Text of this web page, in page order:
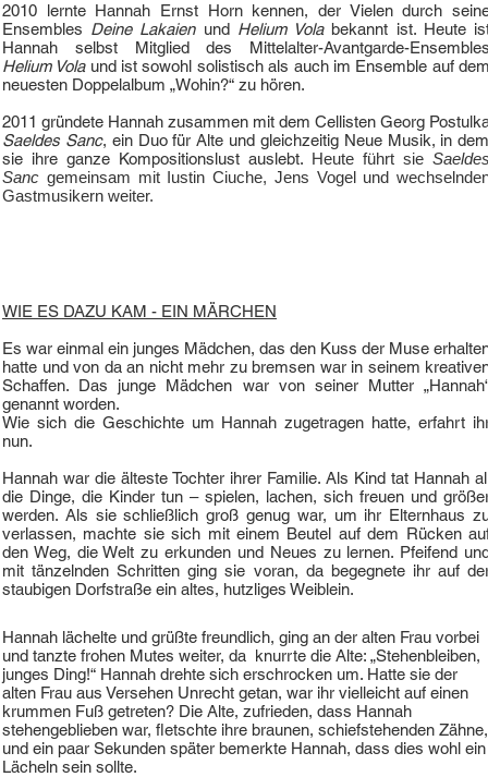
2010 lernte Hannah Ernst Horn kennen, der Vielen durch
Ensembles Deine LakaienundHelium Volabekannt ist. Heute
Hannah selbst Mitglied des Mittelalter-Avantgarde-
Helium Volaund ist sowohl solistisch als auch im Ensemble auf
neuesten Doppelalbum „Wohin?“ zu hören.
2011 gründete Hannah zusammen mit dem Cellisten Georg
Saeldes Sanc, ein Duo für Alte und gleichzeitig Neue Musik, in
sie ihre ganze Kompositionslust auslebt. Heute führt sie
Sanc gemeinsam mit Iustin Ciuche, Jens Vogel und
Gastmusikern weiter.
WIE ES DAZU KAM - EIN MÄRCHEN
Es war einmal ein junges Mädchen, das den Kuss der Muse
hatte und von da an nicht mehr zu bremsen war in seinem
Schaffen. Das junge Mädchen war von seiner Mutter
genannt worden.
Wie sich die Geschichte um Hannah zugetragen hatte, erfahrt
nun.
Hannah war die älteste Tochter ihrer Familie. Als Kind tat Hannah
die Dinge, die Kinder tun – spielen, lachen, sich freuen und
werden. Als sie schließlich groß genug war, um ihr Elternhaus
verlassen, machte sie sich mit einem Beutel auf dem Rücken
den Weg, die Welt zu erkunden und Neues zu lernen. Pfeifend
mit tänzelnden Schritten ging sie voran, da begegnete ihr auf
staubigen Dorfstraße ein altes, hutzliges Weiblein.
Hannah lächelte und grüßte freundlich, ging an der alten Frau vorbei
und tanzte frohen Mutes weiter, da knurrte die Alte: „Stehenbleiben,
junges Ding!“ Hannah drehte sich erschrocken um. Hatte sie der
alten Frau aus Versehen Unrecht getan, war ihr vielleicht auf einen
krummen Fuß getreten? Die Alte, zufrieden, dass Hannah
stehengeblieben war, fletschte ihre braunen, schiefstehenden Zähne,
und ein paar Sekunden später bemerkte Hannah, dass dies wohl ein
Lächeln sein sollte.